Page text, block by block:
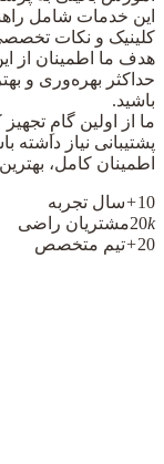
این خدمات شامل
کلینیک و نکات
هدف ما اطمینان از
حداکثر بهره‌وری و
باشید.
ما از اولین گامِ
پشتیبانی نیاز داشته
اطمینان کامل،
10
+سال تجربه
20k
مشتریان راضی
20
+تیم متخصص